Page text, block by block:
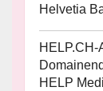
Helvetia
HELP.CH-
HELP